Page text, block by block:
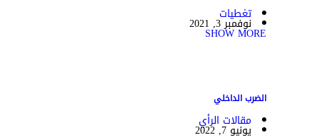
تغطيات
نوفمبر 3, 2021
SHOW MORE
الضرب الداخلي
مقالات الرأي
يونيو 7, 2022